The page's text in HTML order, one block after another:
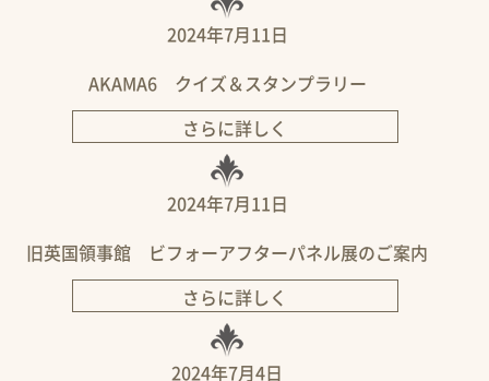
2024年7月11日
AKAMA6 クイズ＆スタンプラリー
さらに詳しく
2024年7月11日
旧英国領事館 ビフォーアフターパネル展のご案内
さらに詳しく
2024年7月4日